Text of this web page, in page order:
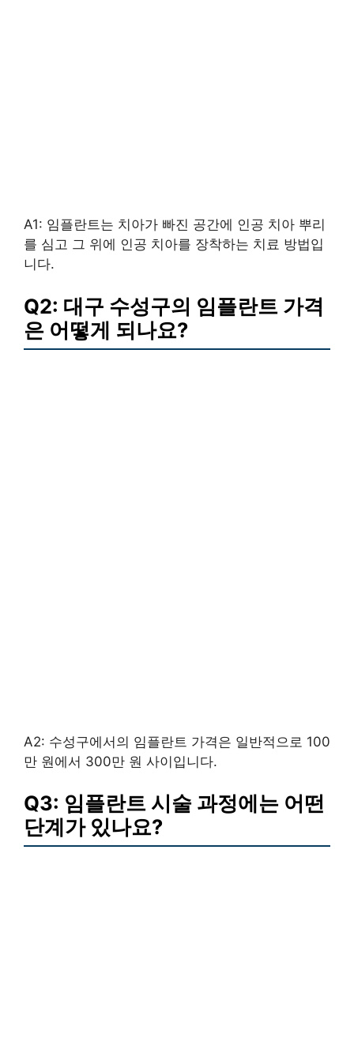
A1: 임플란트는 치아가 빠진 공간에 인공 치아 뿌리
를 심고 그 위에 인공 치아를 장착하는 치료 방법입
니다.
Q2: 대구 수성구의 임플란트 가격
은 어떻게 되나요?
A2: 수성구에서의 임플란트 가격은 일반적으로 100
만 원에서 300만 원 사이입니다.
Q3: 임플란트 시술 과정에는 어떤
단계가 있나요?